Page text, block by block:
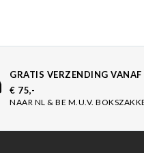
GRATIS VERZENDING VANAF
€ 75,-
NAAR NL & BE M.U.V.